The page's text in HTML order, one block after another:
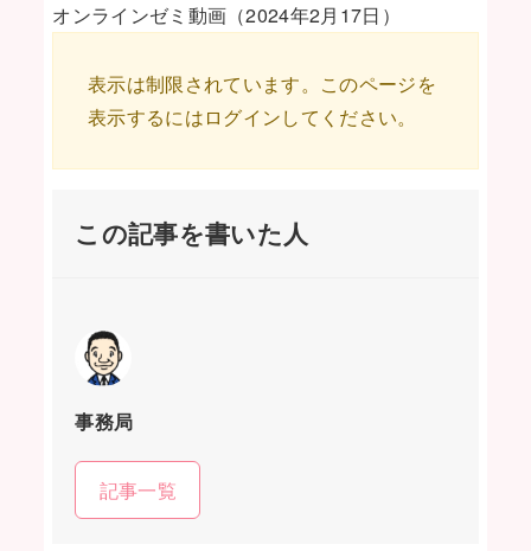
オンラインゼミ動画（2024年2月17日）
表示は制限されています。このページを
表示するにはログインしてください。
この記事を書いた人
事務局
記事一覧